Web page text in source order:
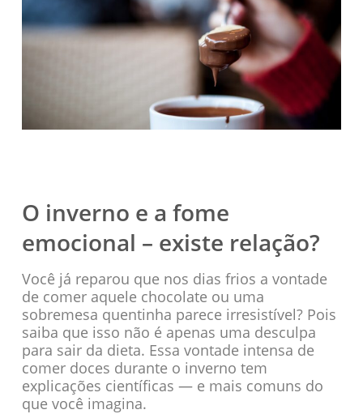
O inverno e a fome
emocional – existe relação?
Você já reparou que nos dias frios a vontade
de comer aquele chocolate ou uma
sobremesa quentinha parece irresistível? Pois
saiba que isso não é apenas uma desculpa
para sair da dieta. Essa vontade intensa de
comer doces durante o inverno tem
explicações científicas — e mais comuns do
que você imagina.